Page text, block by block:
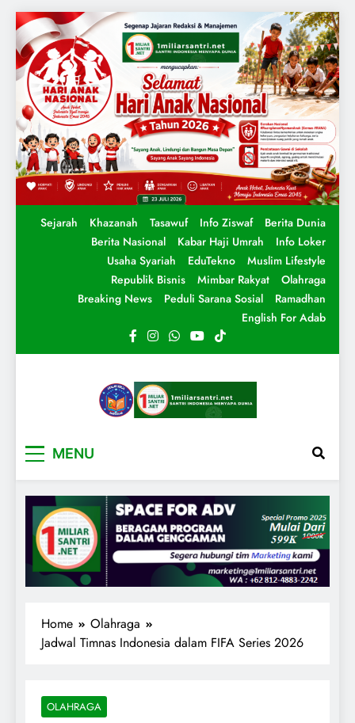
Sejarah Khazanah Tasawuf Info Ziswaf
Berita Dunia
Berita Nasional
Kabar Haji Umrah
Info Loker
Usaha Syariah
EduTekno
Muslim Lifestyle
Republik Bisnis
Mimbar Rakyat
Olahraga
Breaking News
Peduli Sarana Sosial
Ramadhan
English For Adab
MENU
Home
Olahraga
Jadwal Timnas Indonesia dalam FIFA Series 2026
OLAHRAGA